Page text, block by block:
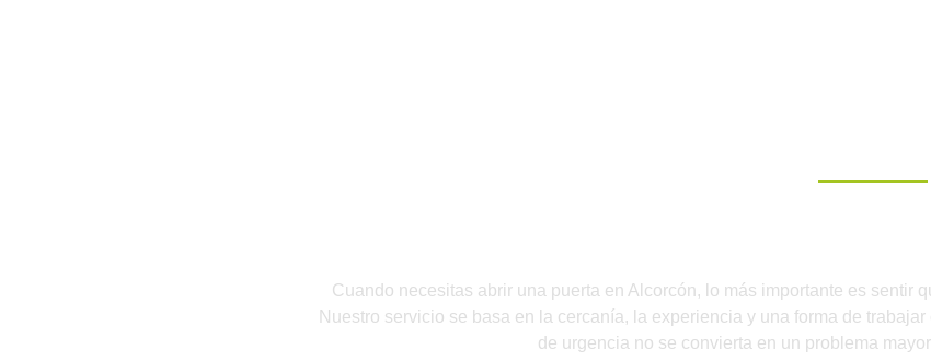
Cuando necesitas abrir una puerta en Alcorcón, lo más importante es sentir
Nuestro servicio se basa en la cercanía, la experiencia y una forma de
de urgencia no se convierta en un problema